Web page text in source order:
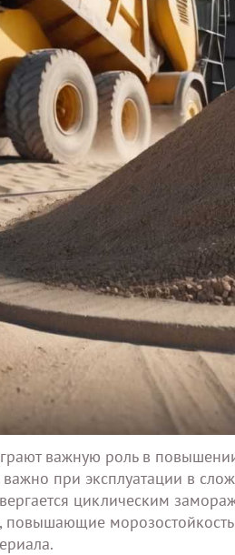
важную роль в
важно при эксплуатации в
циклическим